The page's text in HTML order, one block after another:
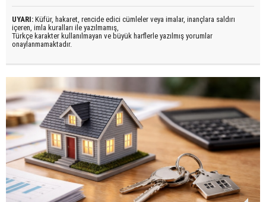
UYARI: Küfür, hakaret, rencide edici cümleler veya imalar, inançlara saldırı
içeren, imla kuralları ile yazılmamış,
Türkçe karakter kullanılmayan ve büyük harflerle yazılmış yorumlar
onaylanmamaktadır.